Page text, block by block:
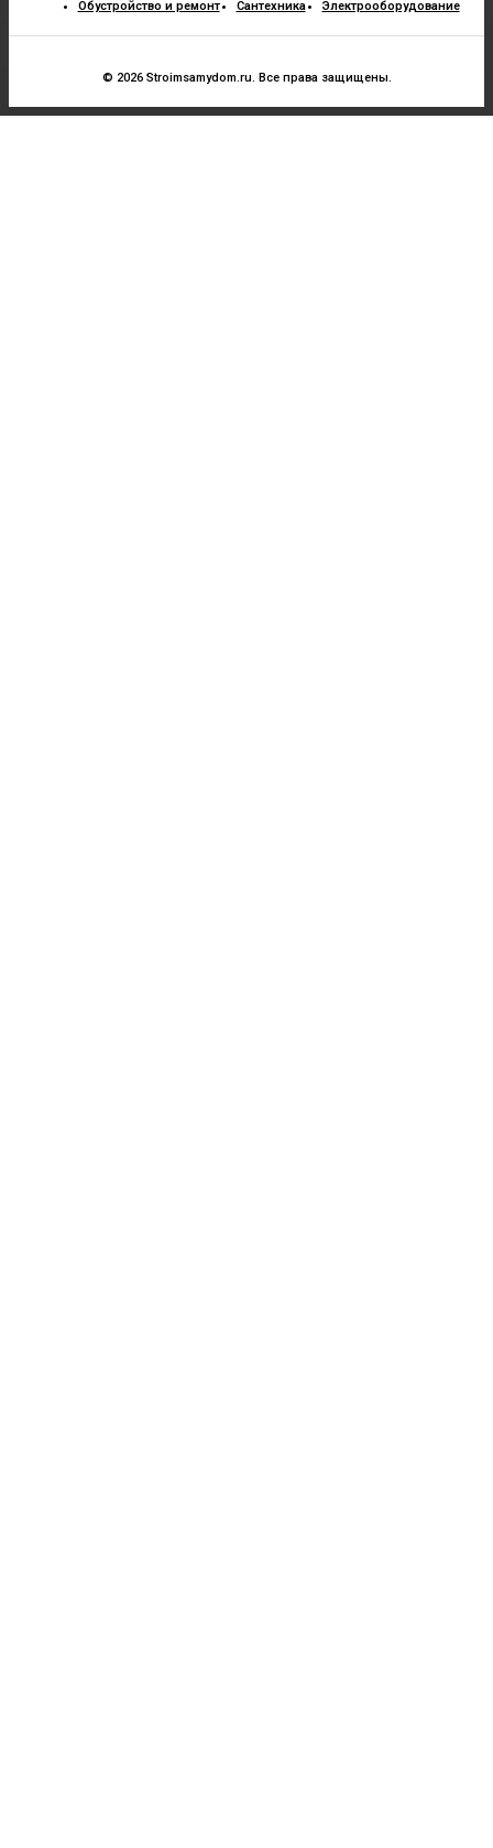
Обустройство и ремонт
Сантехника Электрооборудование
© 2026 Stroimsamydom.ru. Все права защищены.